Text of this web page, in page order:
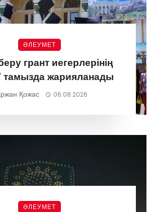
ӘЛЕУМЕТ
грант иегерлерінің
7 тамызда жарияланады
Қожас 06.08.2026
ӘЛЕУМЕТ